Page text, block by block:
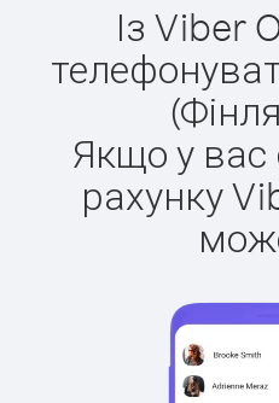
Із Viber
Якщо у
рахунку